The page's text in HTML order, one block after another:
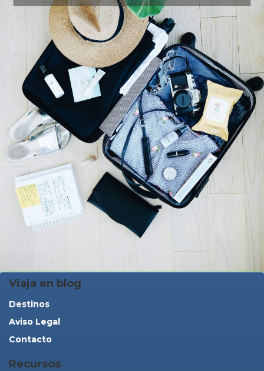
Viaja en blog
Destinos
Aviso Legal
Contacto
Recursos